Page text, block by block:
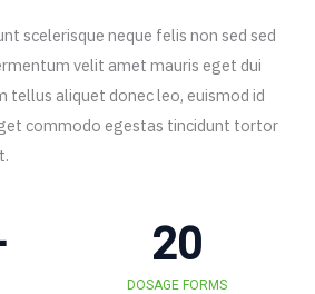
scelerisque neque felis non sed sed
velit amet mauris eget dui
tellus aliquet donec leo, euismod id
commodo egestas tincidunt tortor
20
DOSAGE FORMS